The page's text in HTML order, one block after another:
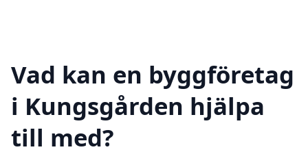
Vad kan en byggföretag
i Kungsgården hjälpa
till med?